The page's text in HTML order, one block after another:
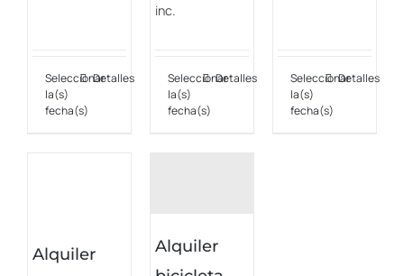
Seleccionar
la(s)
fecha(s)
Este
producto
opciones
Detalles
inc.
Seleccionar
la(s)
fecha(s)
Este
producto
opciones
Detalles
Seleccionar
la(s)
fecha(s)
Este
producto
Detalles
Alquiler
Alquiler